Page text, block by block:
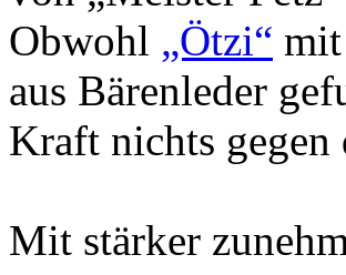
Obwohl „Ötzi“
aus Bärenleder
Kraft nichts
Mit stärker